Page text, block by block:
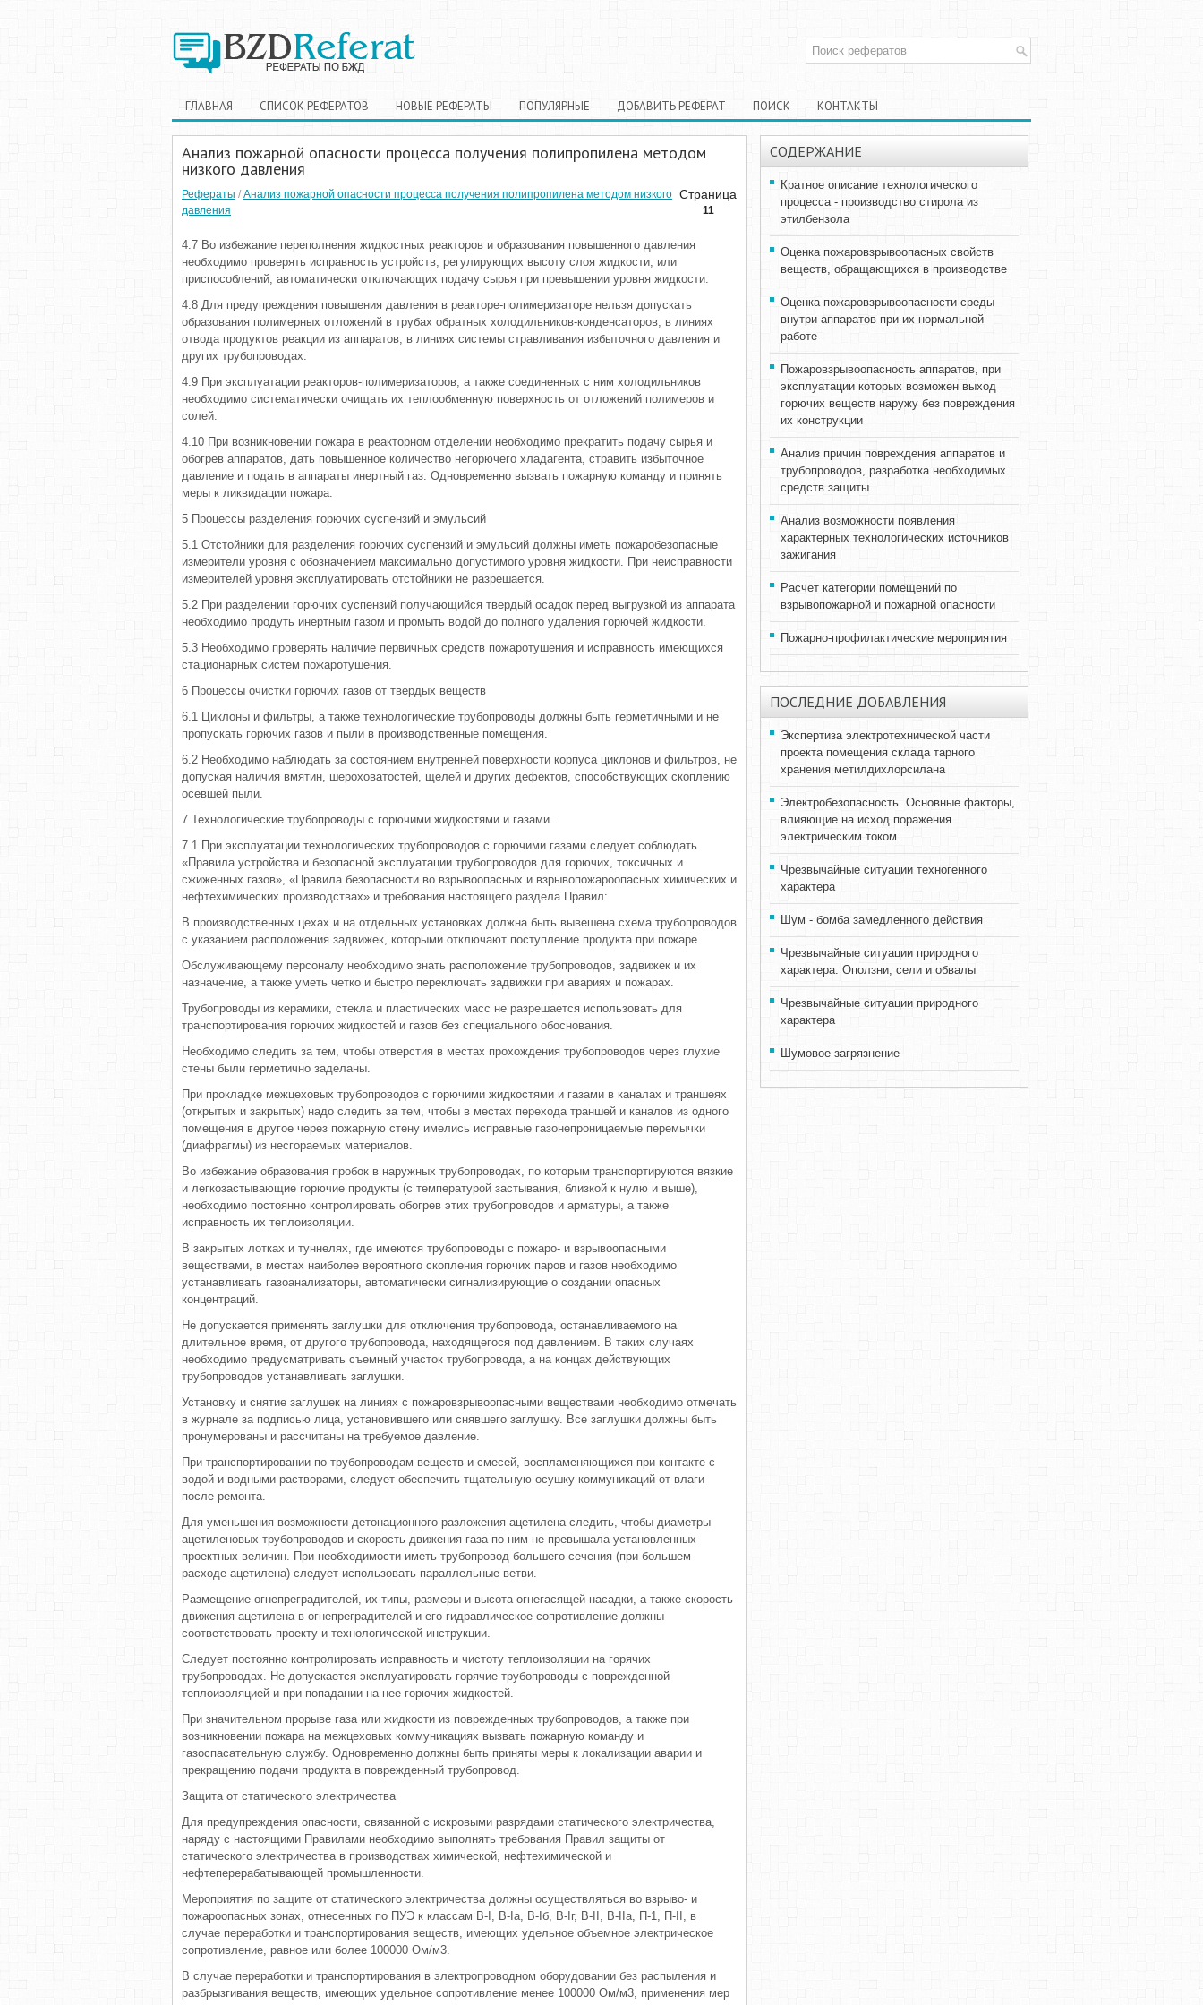
ГЛАВНАЯ СПИСОК РЕФЕРАТОВ НОВЫЕ РЕФЕРАТЫ ПОПУЛЯРНЫЕ ДОБАВИТЬ РЕФЕРАТ ПОИСК КОНТАКТЫ
Анализ пожарной опасности процесса получения полипропилена методом
низкого давления
Страница
11
Рефераты / Анализ пожарной опасности процесса получения полипропилена методом низкого
давления
4.7 Во избежание переполнения жидкостных реакторов и образования повышенного давления
необходимо проверять исправность устройств, регулирующих высоту слоя жидкости, или
приспособлений, автоматически отключающих подачу сырья при превышении уровня жидкости.
4.8 Для предупреждения повышения давления в реакторе-полимеризаторе нельзя допускать
образования полимерных отложений в трубах обратных холодильников-конденсаторов, в линиях
отвода продуктов реакции из аппаратов, в линиях системы стравливания избыточного давления и
других трубопроводах.
4.9 При эксплуатации реакторов-полимеризаторов, а также соединенных с ним холодильников
необходимо систематически очищать их теплообменную поверхность от отложений полимеров и
солей.
4.10 При возникновении пожара в реакторном отделении необходимо прекратить подачу сырья и
обогрев аппаратов, дать повышенное количество негорючего хладагента, стравить избыточное
давление и подать в аппараты инертный газ. Одновременно вызвать пожарную команду и принять
меры к ликвидации пожара.
5 Процессы разделения горючих суспензий и эмульсий
5.1 Отстойники для разделения горючих суспензий и эмульсий должны иметь пожаробезопасные
измерители уровня с обозначением максимально допустимого уровня жидкости. При неисправности
измерителей уровня эксплуатировать отстойники не разрешается.
5.2 При разделении горючих суспензий получающийся твердый осадок перед выгрузкой из аппарата
необходимо продуть инертным газом и промыть водой до полного удаления горючей жидкости.
5.3 Необходимо проверять наличие первичных средств пожаротушения и исправность имеющихся
стационарных систем пожаротушения.
6 Процессы очистки горючих газов от твердых веществ
6.1 Циклоны и фильтры, а также технологические трубопроводы должны быть герметичными и не
пропускать горючих газов и пыли в производственные помещения.
6.2 Необходимо наблюдать за состоянием внутренней поверхности корпуса циклонов и фильтров, не
допуская наличия вмятин, шероховатостей, щелей и других дефектов, способствующих скоплению
осевшей пыли.
7 Технологические трубопроводы с горючими жидкостями и газами.
7.1 При эксплуатации технологических трубопроводов с горючими газами следует соблюдать
«Правила устройства и безопасной эксплуатации трубопроводов для горючих, токсичных и
сжиженных газов», «Правила безопасности во взрывоопасных и взрывопожароопасных химических и
нефтехимических производствах» и требования настоящего раздела Правил:
В производственных цехах и на отдельных установках должна быть вывешена схема трубопроводов
с указанием расположения задвижек, которыми отключают поступление продукта при пожаре.
Обслуживающему персоналу необходимо знать расположение трубопроводов, задвижек и их
назначение, а также уметь четко и быстро переключать задвижки при авариях и пожарах.
Трубопроводы из керамики, стекла и пластических масс не разрешается использовать для
транспортирования горючих жидкостей и газов без специального обоснования.
Необходимо следить за тем, чтобы отверстия в местах прохождения трубопроводов через глухие
стены были герметично заделаны.
При прокладке межцеховых трубопроводов с горючими жидкостями и газами в каналах и траншеях
(открытых и закрытых) надо следить за тем, чтобы в местах перехода траншей и каналов из одного
помещения в другое через пожарную стену имелись исправные газонепроницаемые перемычки
(диафрагмы) из несгораемых материалов.
Во избежание образования пробок в наружных трубопроводах, по которым транспортируются вязкие
и легкозастывающие горючие продукты (с температурой застывания, близкой к нулю и выше),
необходимо постоянно контролировать обогрев этих трубопроводов и арматуры, а также
исправность их теплоизоляции.
В закрытых лотках и туннелях, где имеются трубопроводы с пожаро- и взрывоопасными
веществами, в местах наиболее вероятного скопления горючих паров и газов необходимо
устанавливать газоанализаторы, автоматически сигнализирующие о создании опасных
концентраций.
Не допускается применять заглушки для отключения трубопровода, останавливаемого на
длительное время, от другого трубопровода, находящегося под давлением. В таких случаях
необходимо предусматривать съемный участок трубопровода, а на концах действующих
трубопроводов устанавливать заглушки.
Установку и снятие заглушек на линиях с пожаровзрывоопасными веществами необходимо отмечать
в журнале за подписью лица, установившего или снявшего заглушку. Все заглушки должны быть
пронумерованы и рассчитаны на требуемое давление.
При транспортировании по трубопроводам веществ и смесей, воспламеняющихся при контакте с
водой и водными растворами, следует обеспечить тщательную осушку коммуникаций от влаги
после ремонта.
Для уменьшения возможности детонационного разложения ацетилена следить, чтобы диаметры
ацетиленовых трубопроводов и скорость движения газа по ним не превышала установленных
проектных величин. При необходимости иметь трубопровод большего сечения (при большем
расходе ацетилена) следует использовать параллельные ветви.
Размещение огнепреградителей, их типы, размеры и высота огнегасящей насадки, а также скорость
движения ацетилена в огнепреградителей и его гидравлическое сопротивление должны
соответствовать проекту и технологической инструкции.
Следует постоянно контролировать исправность и чистоту теплоизоляции на горячих
трубопроводах. Не допускается эксплуатировать горячие трубопроводы с поврежденной
теплоизоляцией и при попадании на нее горючих жидкостей.
При значительном прорыве газа или жидкости из поврежденных трубопроводов, а также при
возникновении пожара на межцеховых коммуникациях вызвать пожарную команду и
газоспасательную службу. Одновременно должны быть приняты меры к локализации аварии и
прекращению подачи продукта в поврежденный трубопровод.
Защита от статического электричества
Для предупреждения опасности, связанной с искровыми разрядами статического электричества,
наряду с настоящими Правилами необходимо выполнять требования Правил защиты от
статического электричества в производствах химической, нефтехимической и
нефтеперерабатывающей промышленности.
Мероприятия по защите от статического электричества должны осуществляться во взрыво- и
пожароопасных зонах, отнесенных по ПУЭ к классам В-I, В-Iа, В-Iб, В-Iг, В-II, В-IIа, П-1, П-II, в
случае переработки и транспортирования веществ, имеющих удельное объемное электрическое
сопротивление, равное или более 100000 Ом/м3.
В случае переработки и транспортирования в электропроводном оборудовании без распыления и
разбрызгивания веществ, имеющих удельное сопротивление менее 100000 Ом/м3, применения мер
СОДЕРЖАНИЕ
Кратное описание технологического
процесса - производство стирола из
этилбензола
Оценка пожаровзрывоопасных свойств
веществ, обращающихся в производстве
Оценка пожаровзрывоопасности среды
внутри аппаратов при их нормальной
работе
Пожаровзрывоопасность аппаратов, при
эксплуатации которых возможен выход
горючих веществ наружу без повреждения
их конструкции
Анализ причин повреждения аппаратов и
трубопроводов, разработка необходимых
средств защиты
Анализ возможности появления
характерных технологических источников
зажигания
Расчет категории помещений по
взрывопожарной и пожарной опасности
Пожарно-профилактические мероприятия
ПОСЛЕДНИЕ ДОБАВЛЕНИЯ
Экспертиза электротехнической части
проекта помещения склада тарного
хранения метилдихлорсилана
Электробезопасность. Основные факторы,
влияющие на исход поражения
электрическим током
Чрезвычайные ситуации техногенного
характера
Шум - бомба замедленного действия
Чрезвычайные ситуации природного
характера. Оползни, сели и обвалы
Чрезвычайные ситуации природного
характера
Шумовое загрязнение